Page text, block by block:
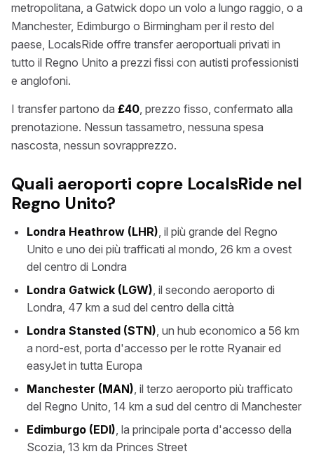
metropolitana, a Gatwick dopo un volo a lungo raggio, o a
Manchester, Edimburgo o Birmingham per il resto del
paese, LocalsRide offre transfer aeroportuali privati in
tutto il Regno Unito a prezzi fissi con autisti professionisti
e anglofoni.
I transfer partono da £40, prezzo fisso, confermato alla
prenotazione. Nessun tassametro, nessuna spesa
nascosta, nessun sovrapprezzo.
Quali aeroporti copre LocalsRide nel
Regno Unito?
Londra Heathrow (LHR), il più grande del Regno
Unito e uno dei più trafficati al mondo, 26 km a ovest
del centro di Londra
Londra Gatwick (LGW), il secondo aeroporto di
Londra, 47 km a sud del centro della città
Londra Stansted (STN), un hub economico a 56 km
a nord-est, porta d'accesso per le rotte Ryanair ed
easyJet in tutta Europa
Manchester (MAN), il terzo aeroporto più trafficato
del Regno Unito, 14 km a sud del centro di Manchester
Edimburgo (EDI), la principale porta d'accesso della
Scozia, 13 km da Princes Street